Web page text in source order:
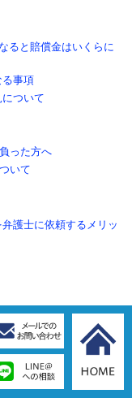
ると賠償金はいくらに
事項
ついて
った方へ
いて
護士に依頼するメリッ